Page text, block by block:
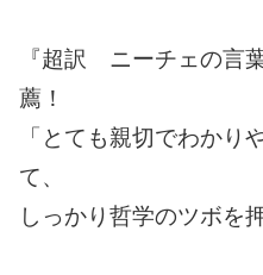
『超訳 ニーチェの言
薦！
「とても親切でわかり
て、
しっかり哲学のツボを